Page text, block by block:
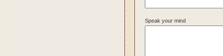
Speak your mind